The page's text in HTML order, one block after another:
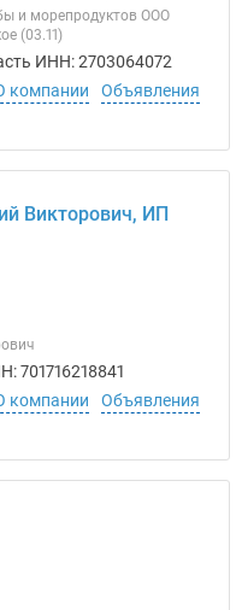
и морепродуктов ООО
(03.11)
ИНН: 2703064072
компании
Объявления
Викторович, ИП
701716218841
компании
Объявления